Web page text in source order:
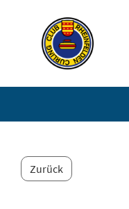
Zurück